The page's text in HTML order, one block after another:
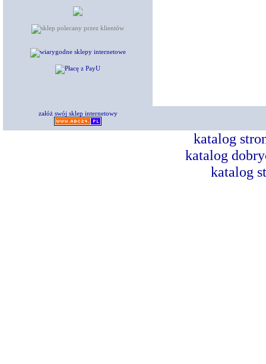
załóż swój sklep internetowy
katalog
katalog
katalog